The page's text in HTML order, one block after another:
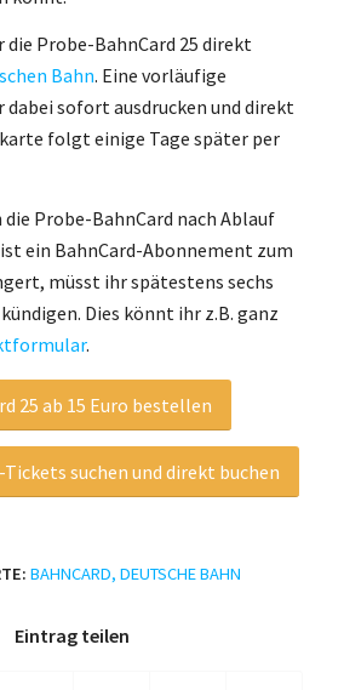
Probe-BahnCard 25 direkt
Bahn. Eine vorläufige
dabei sofort ausdrucken und direkt
folgt einige Tage später per
Probe-BahnCard nach Ablauf
ein BahnCard-Abonnement zum
müsst ihr spätestens sechs
Dies könnt ihr z.B. ganz
.
25 ab 15 Euro bestellen
suchen und direkt buchen
BAHNCARD,DEUTSCHE BAHN
Eintrag teilen